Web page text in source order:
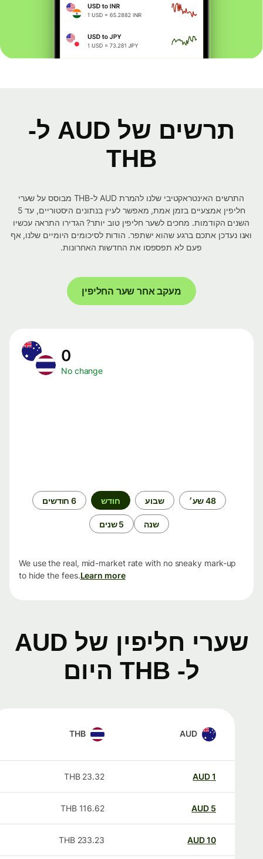
תרשים של AUD ל-
THB
התרשים האינטראקטיבי שלנו להמרת AUD ל-THB מבוסס על שערי
חליפין אמצעיים בזמן אמת, מאפשר לעיין בנתונים היסטוריים, עד 5
השנים הקודמות. מחכים לשער חליפין טוב יותר? הגדירו התראה עכשיו
ואנו נעדכן אתכם ברגע שהוא ישתפר. הודות לסיכומים היומיים שלנו, אף
פעם לא תפספסו את החדשות האחרונות.
מעקב אחר שער החליפין
No change
48 שע׳ שבוע חודש 6 חודשים
שנה 5 שנים
We use the real, mid-market rate with no sneaky mark-up
to hide the fees.Learn more
שערי חליפין של AUD
ל- THB היום
AUD
THB
AUD
23.32
THB
AUD
116.62
THB
AUD
233.23
THB